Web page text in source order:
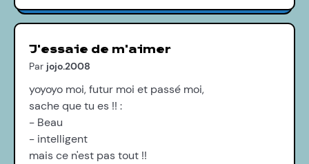
J'essaie de m'aimer
Par jojo.2008
yoyoyo moi, futur moi et passé moi,
sache que tu es !! :
- Beau
- intelligent
mais ce n'est pas tout !!